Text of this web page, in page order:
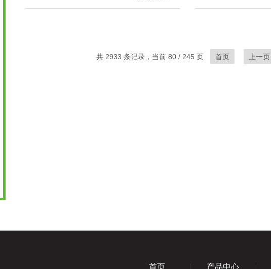
共 2933 条记录，当前 80 / 245 页 首页 上一页
首页 产品中心